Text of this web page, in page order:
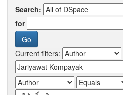
Search:
for
Current filters: